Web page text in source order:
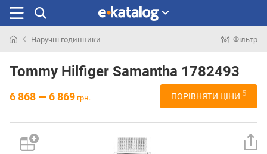
раніше
Наручні годинники Фільтр
Tommy Hilfiger Samantha 1782493
6 868 — 6 869 грн. ПОРІВНЯТИ ЦІНИ 5